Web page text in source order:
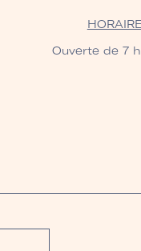
Ouverte de 7